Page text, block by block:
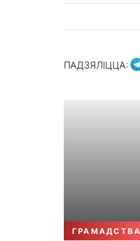
ПАДЗЯЛІЦЦА:
ГРАМАДСТВА